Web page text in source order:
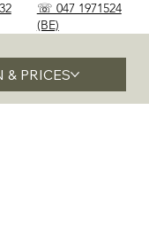
☏ 047 1971524
(BE)
& PRICES